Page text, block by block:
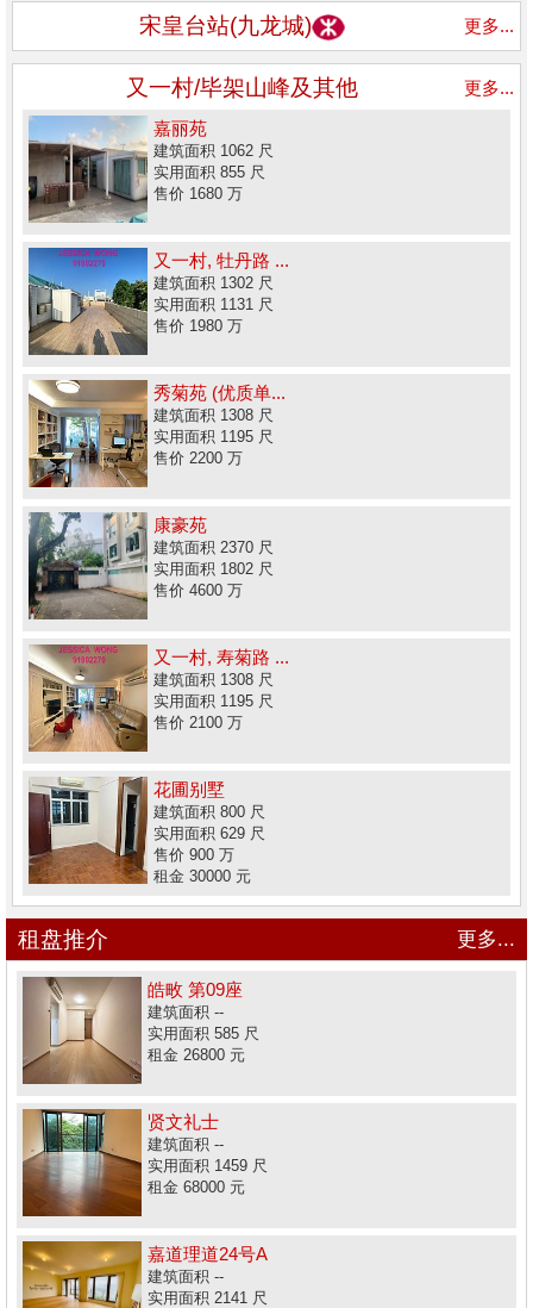
宋皇台站(九龙城) 更多...
又一村/毕架山峰及其他
更多...
嘉丽苑
建筑面积 1062 尺
实用面积 855 尺
售价 1680 万
又一村, 牡丹路 ...
建筑面积 1302 尺
实用面积 1131 尺
售价 1980 万
秀菊苑 (优质单...
建筑面积 1308 尺
实用面积 1195 尺
售价 2200 万
康豪苑
建筑面积 2370 尺
实用面积 1802 尺
售价 4600 万
又一村, 寿菊路 ...
建筑面积 1308 尺
实用面积 1195 尺
售价 2100 万
花圃别墅
建筑面积 800 尺
实用面积 629 尺
售价 900 万
租金 30000 元
租盘推介 更多...
皓畋 第09座
建筑面积 --
实用面积 585 尺
租金 26800 元
贤文礼士
建筑面积 --
实用面积 1459 尺
租金 68000 元
嘉道理道24号A
建筑面积 --
实用面积 2141 尺